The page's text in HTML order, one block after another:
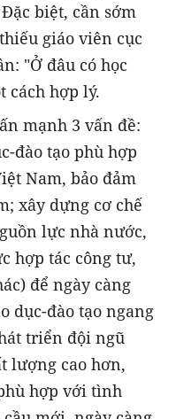
biệt, cần sớm
giáo viên cục
"Ở đâu có học
cách hợp lý.
mạnh 3 vấn đề:
đào tạo phù hợp
Nam, bảo đảm
xây dựng cơ chế
lực nhà nước,
hợp tác công tư,
để ngày càng
dục-đào tạo ngang
triển đội ngũ
lượng cao hơn,
hợp với tình